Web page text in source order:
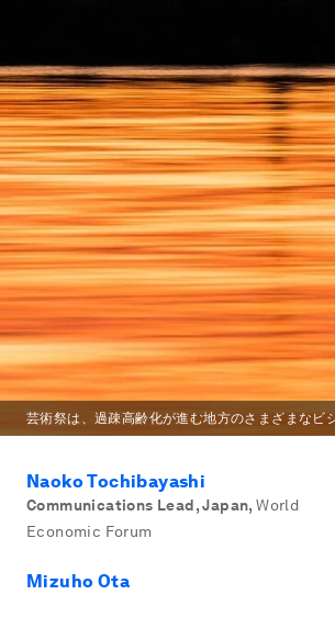
芸術祭は、過疎高齢化が進む地方のさまざまなビ
Naoko Tochibayashi
Communications Lead, Japan, World
Economic Forum
Mizuho Ota